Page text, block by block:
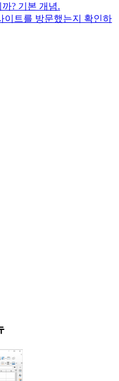
? 기본 개념.
이트를 방문했는지 확인하